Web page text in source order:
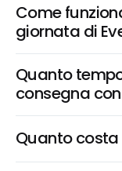
Come
giornata di
Quanto
consegna con
Quanto costa